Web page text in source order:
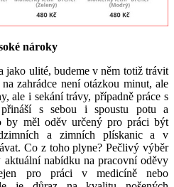
nároky
jako ulité, budeme v něm totiž trávit
zahrádce není otázkou minut, ale
ale i sekání trávy, případně práce s
s sebou i spoustu potu a
by měl oděv určený pro práci být
a zimních plískanic a v
Co z toho plyne? Pečlivý výběr
aktuální nabídku na pracovní oděvy
pro práci v medicíně nebo